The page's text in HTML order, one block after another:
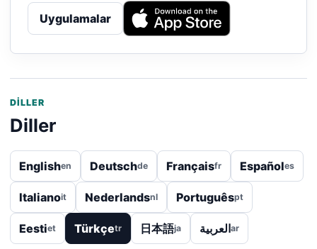
Uygulamalar
DILLER
Diller
Englishen Deutschde Françaisfr Españoles
Italianoit Nederlandsnl Portuguêspt
Eestiet Türkçetr 日本語ja العربيةar